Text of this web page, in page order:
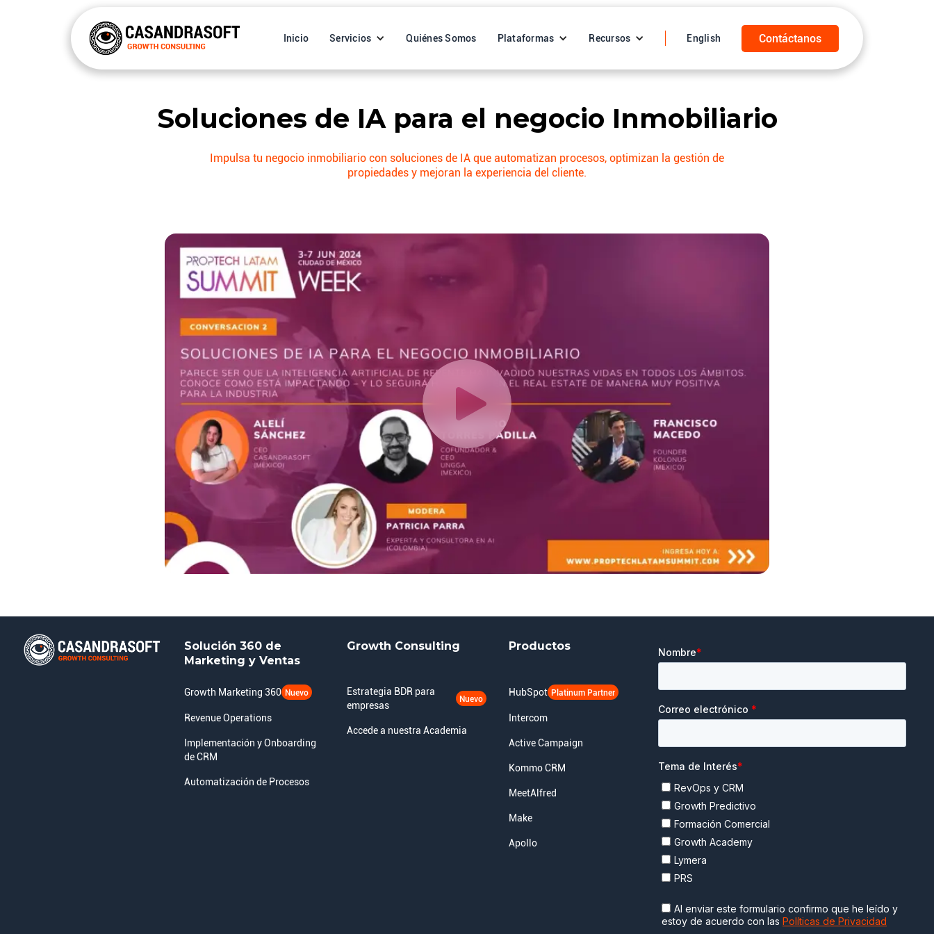
Inicio Servicios Quiénes Somos Plataformas Recursos English Contáctanos
Soluciones de IA para el negocio Inmobiliario
Impulsa tu negocio inmobiliario con soluciones de IA que automatizan procesos, optimizan la gestión de
propiedades y mejoran la experiencia del cliente.
Solución 360 de
Marketing y Ventas
Growth Marketing 360 Nuevo
Revenue Operations
Implementación y Onboarding
de CRM
Automatización de Procesos
Growth Consulting
Estrategia BDR para
empresas
Nuevo
Accede a nuestra Academia
Productos
HubSpot Platinum Partner
Intercom
Active Campaign
Kommo CRM
MeetAlfred
Make
Apollo